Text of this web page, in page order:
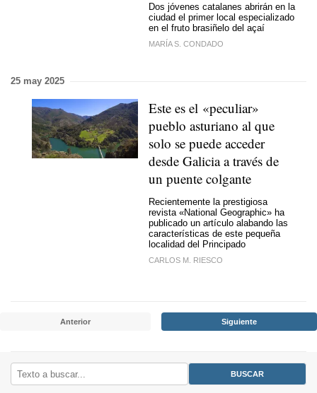
Dos jóvenes catalanes abrirán en la
ciudad el primer local especializado
en el fruto brasiñelo del açaí
MARÍA S. CONDADO
25 may 2025
Este es el «peculiar»
pueblo asturiano al que
solo se puede acceder
desde Galicia a través de
un puente colgante
Recientemente la prestigiosa
revista «National Geographic» ha
publicado un artículo alabando las
características de este pequeña
localidad del Principado
CARLOS M. RIESCO
Anterior Siguiente